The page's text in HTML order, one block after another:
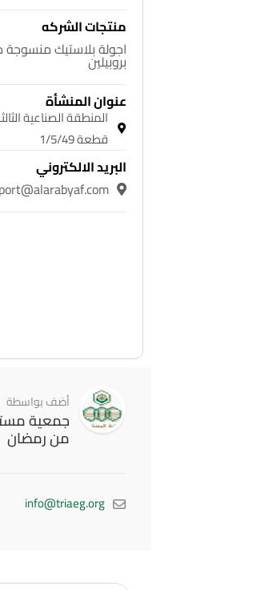
منتجات الشركه
اجولة بلاستيك منسوجة
بروبيلين
عنوان المنشأة
قطعة 1/5/49
البريد الالكتروني
أضف بواسطة
جمعية
من رمضان
info@triaeg.org